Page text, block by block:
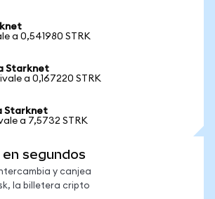
a 0,541980 STRK
Starknet
a 0,167220 STRK
Starknet
a 7,5732 STRK
en segundos
y canjea
la billetera cripto